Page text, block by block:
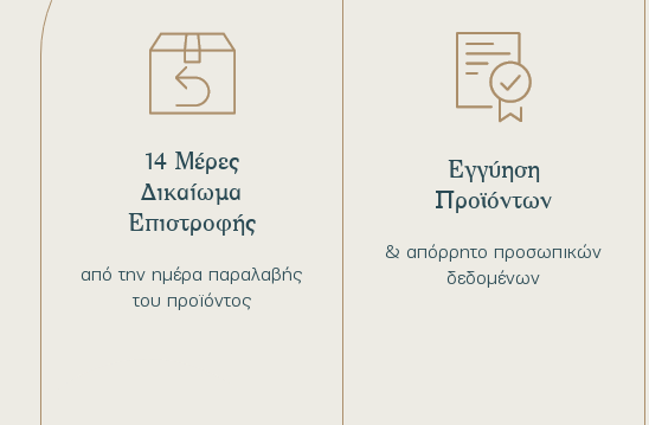
από την ημέρα παραλαβής
του προϊόντος
14 Μέρες
Δικαίωμα
Επιστροφής
& απόρρητο προσωπικών
δεδομένων
Εγγύηση
Προϊόντων